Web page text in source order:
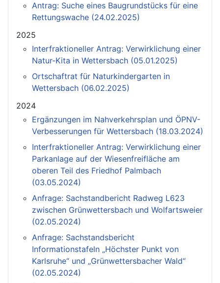
Antrag: Suche eines Baugrundstücks für eine
Rettungswache (24.02.2025)
2025
Interfraktioneller Antrag: Verwirklichung einer
Natur-Kita in Wettersbach (05.01.2025)
Ortschaftrat für Naturkindergarten in
Wettersbach (06.02.2025)
2024
Ergänzungen im Nahverkehrsplan und ÖPNV-
Verbesserungen für Wettersbach (18.03.2024)
Interfraktioneller Antrag: Verwirklichung einer
Parkanlage auf der Wiesenfreifläche am
oberen Teil des Friedhof Palmbach
(03.05.2024)
Anfrage: Sachstandbericht Radweg L623
zwischen Grünwettersbach und Wolfartsweier
(02.05.2024)
Anfrage: Sachstandsbericht
Informationstafeln „Höchster Punkt von
Karlsruhe“ und „Grünwettersbacher Wald“
(02.05.2024)